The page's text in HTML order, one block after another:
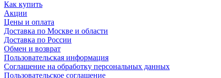
Как купить
Акции
Цены и оплата
Доставка по Москве и области
Доставка по России
Обмен и возврат
Пользовательская информация
Соглашение на обработку персональных данных
Пользовательское соглашение